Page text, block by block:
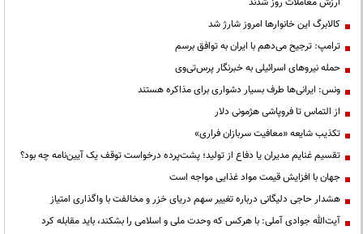
کالابرگ این خانوارها امروز شارژ شد
ترامپ: ترجیح می‌دهم با ایران به توافق برسم
حمله نیروهای اسرائیلی به خبرنگار پرس‌تی‌وی
ونس: ایرانی‌ها طرف بسیار دشواری برای مذاکره هستند
از التماس تا فروپاشی هژمونی دلار
تکذیب شایعه «معافیت سربازان فراری»
تقسیم غنایم مدیران یا دفاع از تولید؛ پشت‌پرده درخواست توقف یک آیین‌نامه چه بود؟
جهان با افزایش قیمت مواد غذایی مواجه است
هشدار حاجی دلیگانی درباره تغییر سهم دریای خزر و مخالفت با واگذاری امتیاز
آیت‌الله جوادی آملی: با هرکس که وحدت ملی و اسلامی را بشکند، باید مقابله کرد